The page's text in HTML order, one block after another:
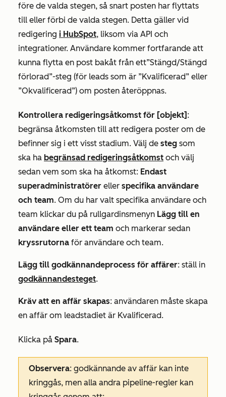
före de valda stegen, så snart posten har flyttats
till eller förbi de valda stegen. Detta gäller vid
redigering i HubSpot, liksom via API och
integrationer. Användare kommer fortfarande att
kunna flytta en post bakåt från ett”Stängd/Stängd
förlorad”-steg (för leads som är ”Kvalificerad” eller
”Okvalificerad”) om posten återöppnas.
Kontrollera redigeringsåtkomst för [objekt] :
begränsa åtkomsten till att redigera poster om de
befinner sig i ett visst stadium. Välj de steg som
ska ha begränsad redigeringsåtkomst och välj
sedan vem som ska ha åtkomst: Endast
superadministratörer eller specifika användare
och team. Om du har valt specifika användare och
team klickar du på rullgardinsmenyn Lägg till en
användare eller ett team och markerar sedan
kryssrutorna för användare och team.
Lägg till godkännandeprocess för affärer: ställ in
godkännandesteget.
Kräv att en affär skapas: användaren måste skapa
en affär om leadstadiet är Kvalificerad.
Klicka på Spara.
Observera: godkännande av affär kan inte
kringgås, men alla andra pipeline-regler kan